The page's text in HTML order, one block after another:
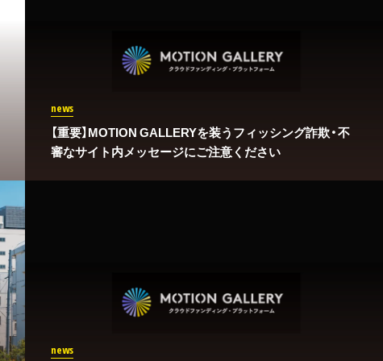
news
【重要】MOTION GALLERYを装うフィッシング詐欺・不
審なサイト内メッセージにご注意ください
news